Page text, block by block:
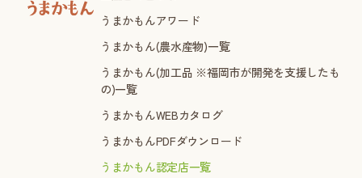
うまかもんアワード
うまかもん(農水産物)一覧
うまかもん(加工品 ※福岡市が開発を支援したも
の)一覧
うまかもんWEBカタログ
うまかもんPDFダウンロード
うまかもん認定店一覧